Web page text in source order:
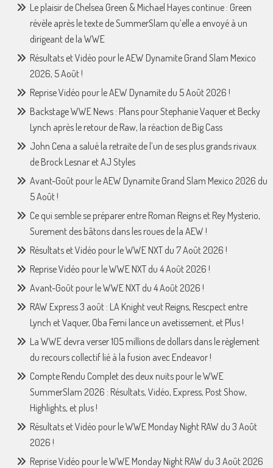
Le plaisir de Chelsea Green & Michael Hayes continue : Green
révèle après le texte de SummerSlam qu’elle a envoyé à un
dirigeant de la WWE
Résultats et Vidéo pour le AEW Dynamite Grand Slam Mexico
2026, 5 Août !
Reprise Vidéo pour le AEW Dynamite du 5 Août 2026 !
Backstage WWE News : Plans pour Stephanie Vaquer et Becky
Lynch après le retour de Raw, la réaction de Big Cass
John Cena a salué la retraite de l’un de ses plus grands rivaux.
de Brock Lesnar et AJ Styles
Avant-Goût pour le AEW Dynamite Grand Slam Mexico 2026 du
5 Août !
Ce qui semble se préparer entre Roman Reigns et Rey Mysterio,
Surement des bâtons dans les roues de la AEW !
Résultats et Vidéo pour le WWE NXT du 7 Août 2026 !
Reprise Vidéo pour le WWE NXT du 4 Août 2026 !
Avant-Goût pour le WWE NXT du 4 Août 2026 !
RAW Express 3 août : LA Knight veut Reigns, Rescpect entre
Lynch et Vaquer, Oba Femi lance un avetissement, et Plus !
La WWE devra verser 105 millions de dollars dans le règlement
du recours collectif lié à la fusion avec Endeavor !
Compte Rendu Complet des deux nuits pour le WWE
SummerSlam 2026 : Résultats, Vidéo, Express, Post Show,
Highlights, et plus !
Résultats et Vidéo pour le WWE Monday Night RAW du 3 Août
2026 !
Reprise Vidéo pour le WWE Monday Night RAW du 3 Août 2026